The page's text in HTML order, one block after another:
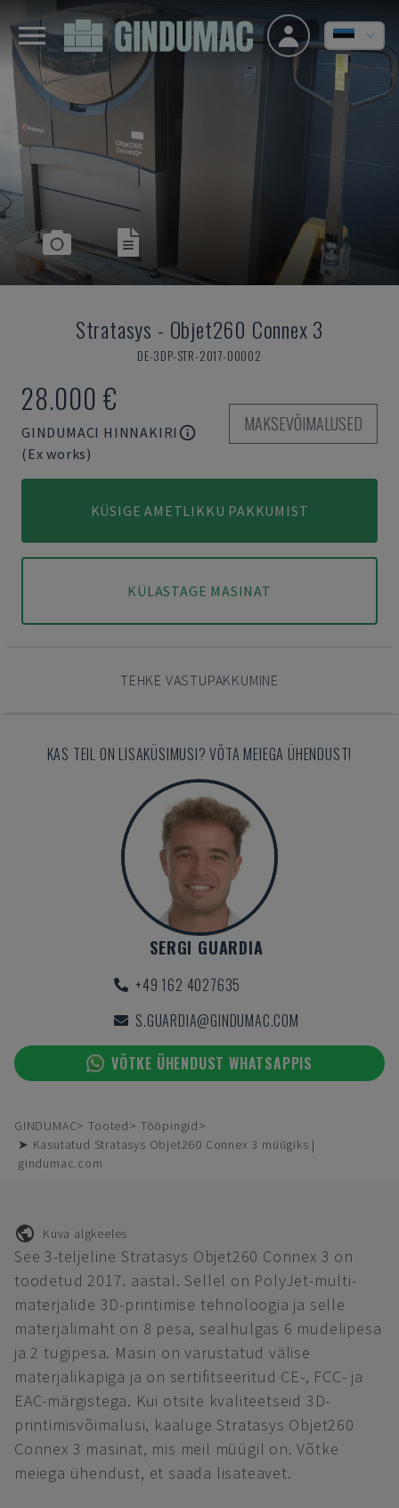
Stratasys - Objet260 Connex 3
DE-3DP-STR-2017-00002
28.000 €
GINDUMACI HINNAKIRI
(Ex works)
MAKSEVÕIMALUSED
KÜSIGE AMETLIKKU PAKKUMIST
KÜLASTAGE MASINAT
TEHKE VASTUPAKKUMINE
KAS TEIL ON LISAKÜSIMUSI? VÕTA MEIEGA ÜHENDUST!
SERGI GUARDIA
+49 162 4027635
S.GUARDIA@GINDUMAC.COM
VÕTKE ÜHENDUST WHATSAPPIS
GINDUMAC Tooted
Tööpingid
➤ Kasutatud Stratasys Objet260 Connex 3 müügiks |
gindumac.com
Kuva algkeeles
See 3-teljeline Stratasys Objet260 Connex 3 on
toodetud 2017. aastal. Sellel on PolyJet-multi-
materjalide 3D-printimise tehnoloogia ja selle
materjalimaht on 8 pesa, sealhulgas 6 mudelipesa
ja 2 tugipesa. Masin on varustatud välise
materjalikapiga ja on sertifitseeritud CE-, FCC- ja
EAC-märgistega. Kui otsite kvaliteetseid 3D-
printimisvõimalusi, kaaluge Stratasys Objet260
Connex 3 masinat, mis meil müügil on. Võtke
meiega ühendust, et saada lisateavet.